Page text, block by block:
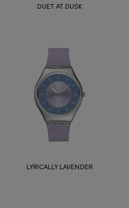
DUET AT DUSK
LYRICALLY LAVENDER